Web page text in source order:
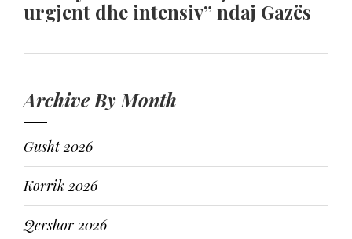
urgjent dhe intensiv” ndaj Gazës
Archive By Month
Gusht 2026
Korrik 2026
Qershor 2026